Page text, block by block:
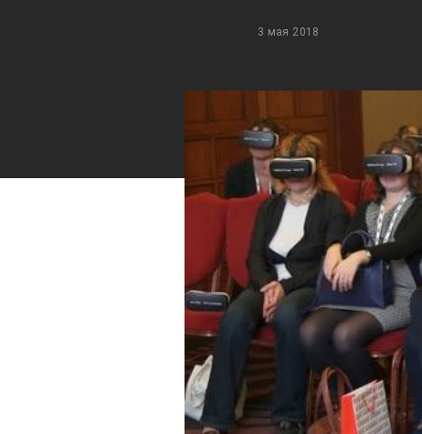
3 мая 2018